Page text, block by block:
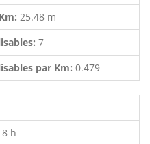
25.48 m
7
par Km: 0.479
h